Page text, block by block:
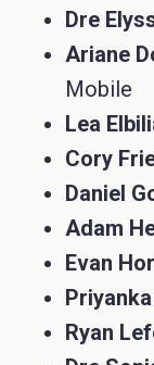
Dre
Ariane
Mobile
Lea
Cory
Daniel
Adam
Evan
Ryan